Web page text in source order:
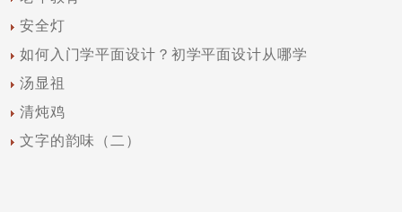
安全灯
如何入门学平面设计？初学平面设计从哪学
汤显祖
清炖鸡
文字的韵味（二）